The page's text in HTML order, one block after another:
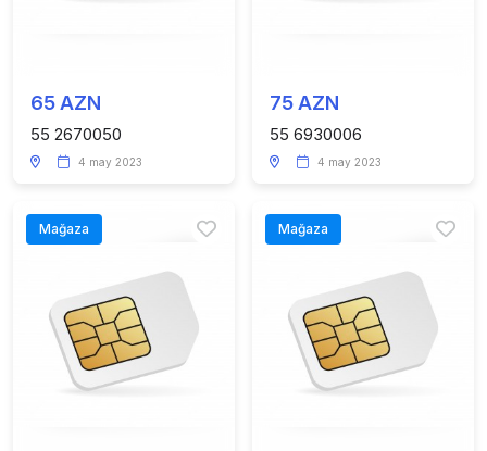
65 AZN
55 2670050
4 may 2023
75 AZN
55 6930006
4 may 2023
Mağaza Mağaza